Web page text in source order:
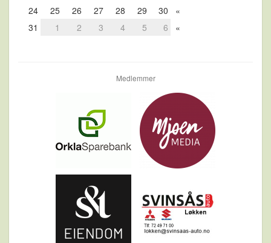
24
25 26 27 28 29 30
«
31
1 2 3 4 5 6 «
Medlemmer